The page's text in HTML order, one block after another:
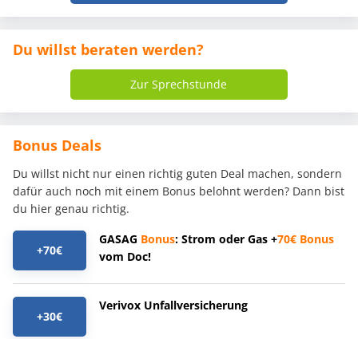
Du willst beraten werden?
Zur Sprechstunde
Bonus Deals
Du willst nicht nur einen richtig guten Deal machen, sondern
dafür auch noch mit einem Bonus belohnt werden? Dann bist
du hier genau richtig.
+70€
GASAG Bonus: Strom oder Gas +70€ Bonus
vom Doc!
+30€
Verivox Unfallversicherung